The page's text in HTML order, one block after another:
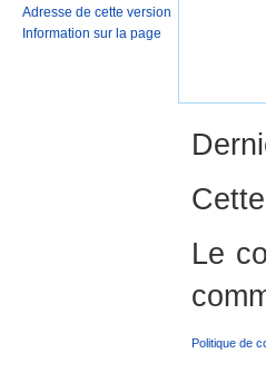
Adresse de cette version
Information sur la page
Le
Politique de